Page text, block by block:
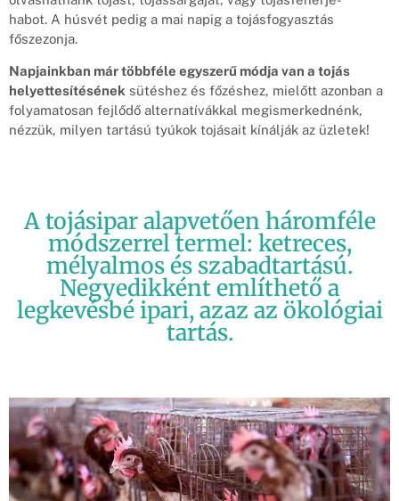
habot. A húsvét pedig a mai napig a tojásfogyasztás
főszezonja.
Napjainkban már többféle egyszerű módja van a tojás
helyettesítésének sütéshez és főzéshez, mielőtt azonban a
folyamatosan fejlődő alternatívákkal megismerkednénk,
nézzük, milyen tartású tyúkok tojásait kínálják az üzletek!
A tojásipar alapvetően háromféle
módszerrel termel: ketreces,
mélyalmos és szabadtartású.
Negyedikként említhető a
legkevésbé ipari, azaz az ökológiai
tartás.